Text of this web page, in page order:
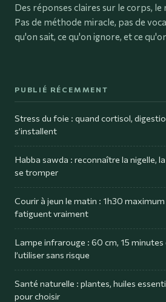
Des réponses claires sur le corps,
Pas de méthode miracle, pas de
qu'on sait, ce qu'on ignore, et ce
PUBLIÉ RÉCEMMENT
Stress du foie : quand cortisol,
s’installent
Habba sawda : reconnaître la nigelle,
se tromper
Courir à jeun le matin : 1h30
fatiguent vraiment
Lampe infrarouge : 60 cm, 15
l’utiliser sans risque
Santé naturelle : plantes, huiles
pour choisir